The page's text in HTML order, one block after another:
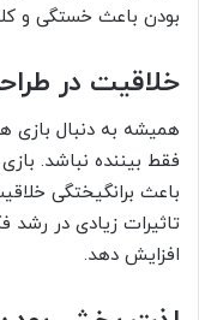
بودن باعث خستگی و
خلاقیت در
همیشه به دنبال بازی
فقط بیننده نباشد.
باعث برانگیختگی
تاثیرات زیادی در
افزایش دهد.